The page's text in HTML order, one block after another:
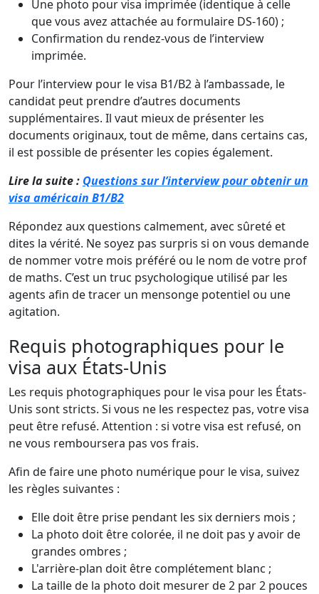
Une photo pour visa imprimée (identique à celle
que vous avez attachée au formulaire DS-160) ;
Confirmation du rendez-vous de l’interview
imprimée.
Pour l’interview pour le visa B1/B2 à l’ambassade, le
candidat peut prendre d’autres documents
supplémentaires. Il vaut mieux de présenter les
documents originaux, tout de même, dans certains cas,
il est possible de présenter les copies également.
Lire la suite : Questions sur l’interview pour obtenir un
visa américain B1/B2
Répondez aux questions calmement, avec sûreté et
dites la vérité. Ne soyez pas surpris si on vous demande
de nommer votre mois préféré ou le nom de votre prof
de maths. C’est un truc psychologique utilisé par les
agents afin de tracer un mensonge potentiel ou une
agitation.
Requis photographiques pour le
visa aux États-Unis
Les requis photographiques pour le visa pour les États-
Unis sont stricts. Si vous ne les respectez pas, votre visa
peut être refusé. Attention : si votre visa est refusé, on
ne vous remboursera pas vos frais.
Afin de faire une photo numérique pour le visa, suivez
les règles suivantes :
Elle doit être prise pendant les six derniers mois ;
La photo doit être colorée, il ne doit pas y avoir de
grandes ombres ;
L'arrière-plan doit être complétement blanc ;
La taille de la photo doit mesurer de 2 par 2 pouces